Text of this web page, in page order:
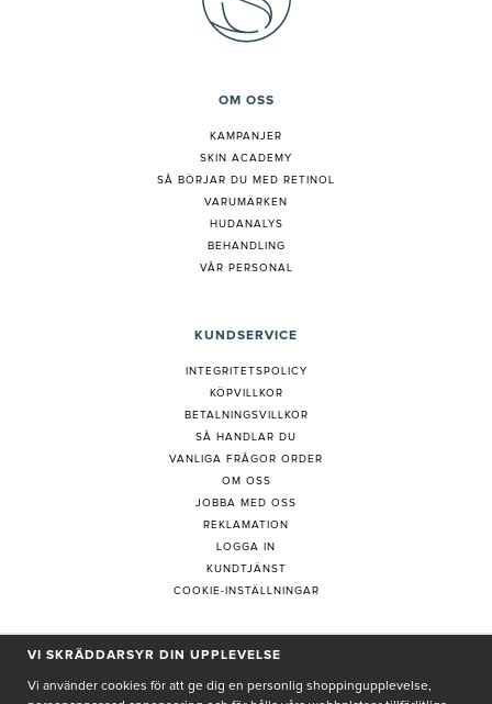
OM OSS
KAMPANJER
SKIN ACADEMY
SÅ BÖRJAR DU MED RETINOL
VARUMÄRKEN
HUDANALYS
BEHANDLING
VÅR PERSONAL
KUNDSERVICE
INTEGRITETSPOLICY
KÖPVILLKOR
BETALNINGSVILLKOR
SÅ HANDLAR DU
VANLIGA FRÅGOR ORDER
OM OSS
JOBBA MED OSS
REKLAMATION
LOGGA IN
KUNDTJÄNST
COOKIE-INSTÄLLNINGAR
PRENUMERERA PÅ NYHETSBREV
VI SKRÄDDARSYR DIN UPPLEVELSE
Vi använder cookies för att ge dig en personlig shoppingupplevelse,